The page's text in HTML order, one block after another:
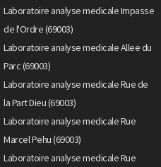
Laboratoire analyse medicale Impasse
de l'Ordre (69003)
Laboratoire analyse medicale Allee du
Parc (69003)
Laboratoire analyse medicale Rue de
la Part Dieu (69003)
Laboratoire analyse medicale Rue
Marcel Pehu (69003)
Laboratoire analyse medicale Rue